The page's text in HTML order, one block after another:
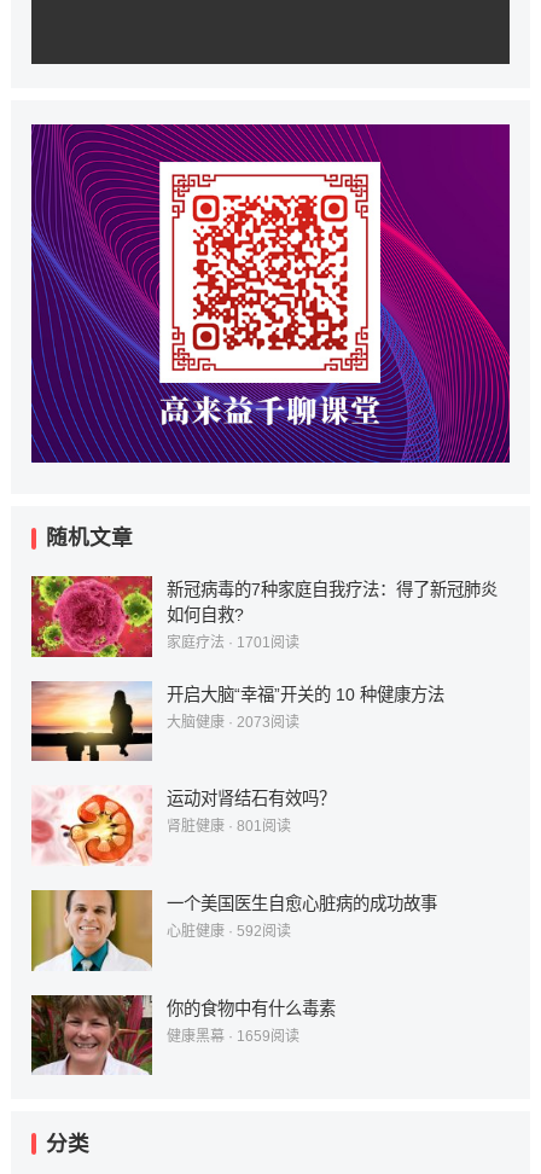
随机文章
新冠病毒的7种家庭自我疗法：得了新冠肺炎
如何自救?
家庭疗法 · 1701阅读
开启大脑“幸福”开关的 10 种健康方法
大脑健康· 2073阅读
运动对肾结石有效吗？
肾脏健康· 801阅读
一个美国医生自愈心脏病的成功故事
心脏健康· 592阅读
你的食物中有什么毒素
健康黑幕· 1659阅读
分类